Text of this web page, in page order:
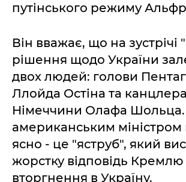
путінського режиму
Він вважає, що на
рішення щодо України
двох людей: голови
Ллойда Остіна та канцлера
Німеччини Олафа Шольца.
американським міністром
ясно - це "яструб", який
жорстку відповідь Кремлю
вторгнення в Україну.